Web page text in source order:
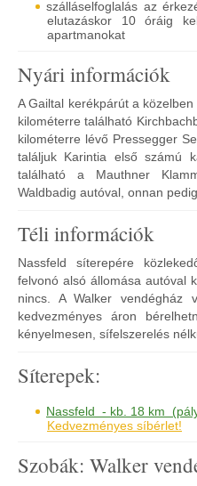
szálláselfoglalás az
elutazáskor 10 óráig
apartmanokat
Nyári információk
A Gailtal kerékpárút a
kilométerre található
kilométerre lévő Pressegger
találjuk Karintia első számú
található a Mauthner
Waldbadig autóval, onnan
Téli információk
Nassfeld síterepére
felvonó alsó állomása autóval
nincs. A Walker vendégház
kedvezményes áron
kényelmesen, sífelszerelés
Síterepek:
Nassfeld - kb. 18 km
Kedvezményes síbérlet!
Szobák: Walker